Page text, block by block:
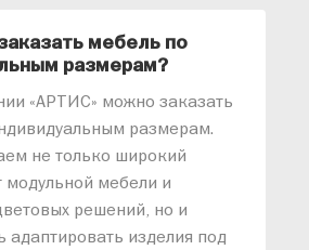
мебель по
размерам?
«АРТИС» можно заказать
размерам.
не только широкий
модульной мебели и
решений, но и
адаптировать изделия под